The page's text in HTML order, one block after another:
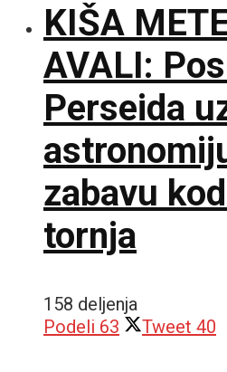
KIŠA
AVALI:
Perseida
zabavu
tornja
158 deljenja
Podeli 63 Tweet 40